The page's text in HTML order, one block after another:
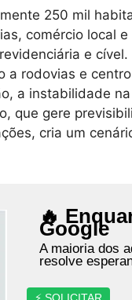
250 mil
comércio local
e
a rodovias e
a instabilidade
que gere
cria um
🔥
Google
A maioria dos
resolve